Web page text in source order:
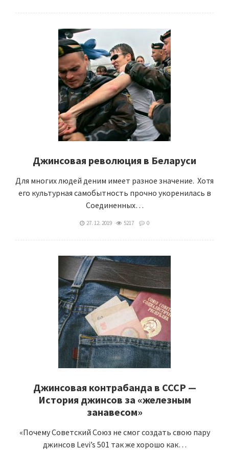
Джинсовая революция в Беларуси
Для многих людей деним имеет разное значение. Хотя
его культурная самобытность прочно укоренилась в
Соединенных…
27. 12. 2019 5217 0
Джинсовая контрабанда в СССР —
История джинсов за «железным
занавесом»
«Почему Советский Союз не смог создать свою пару
джинсов Levi’s 501 так же хорошо как…